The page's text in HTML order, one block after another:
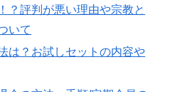
？評判が悪い理由や宗教と
いて
は？お試しセットの内容や